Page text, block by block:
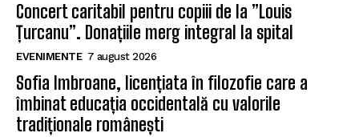
Concert caritabil pentru copiii de la ”Louis
Țurcanu”. Donațiile merg integral la spital
EVENIMENTE 7 august 2026
Sofia Imbroane, licențiata în filozofie care a
îmbinat educația occidentală cu valorile
tradiționale românești